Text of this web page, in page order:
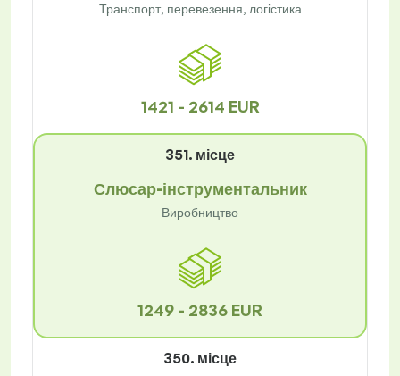
Транспорт, перевезення, логістика
1421 - 2614 EUR
351. місце
Слюсар-інструментальник
Виробництво
1249 - 2836 EUR
350. місце